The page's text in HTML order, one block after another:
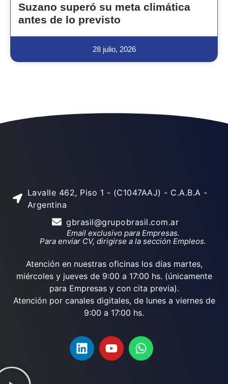
Suzano superó su meta climática
antes de lo previsto
28 julio, 2026
Lavalle 462, Piso 1 - (C1047AAJ) - C.A.B.A -
Argentina
gbrasil@grupobrasil.com.ar
Email exclusivo para Empresas.
Para enviar CV, dirigirse a la sección Empleos.
Atención en nuestras oficinas los días martes,
miércoles y jueves de 9:00 a 17:00 hs. (únicamente
para Empresas y con cita previa).
Atención por canales digitales, de lunes a viernes de
9:00 a 17:00 hs.